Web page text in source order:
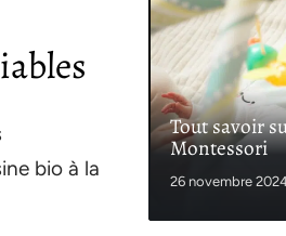
bio à la
Tout savoir
Montessori
26 novembre